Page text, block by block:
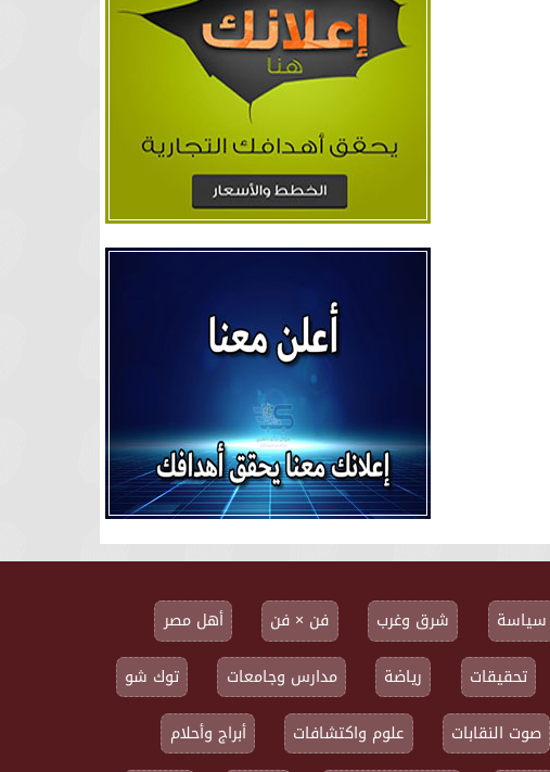
شرق وغرب فن × فن
أهل مصر
تحقيقات رياضة مدارس وجامعات
توك شو
صوت النقابات علوم واكتشافات أبراج وأحلام